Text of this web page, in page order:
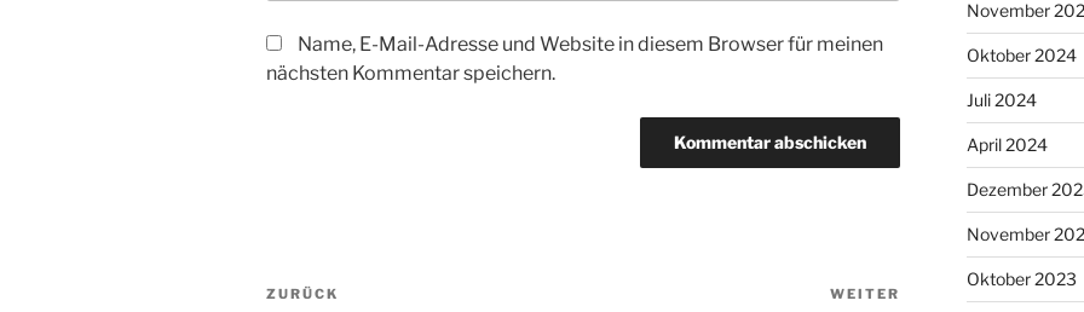
Name, E-Mail-Adresse und Website in diesem Browser für meinen
nächsten Kommentar speichern.
Beitragsnavigation
Vorheriger
ZURÜCK
Nächster
WEITER
November
Oktober 2024
Juli 2024
April 2024
Dezember
November
Oktober 2023